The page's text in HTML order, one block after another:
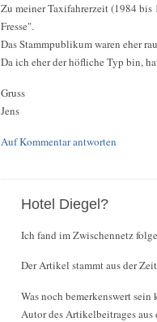
Zu meiner Taxifahrerzeit (1984
Fresse".
Das Stammpublikum waren eher
Da ich eher der höfliche Typ bin,
Gruss
Jens
Auf Kommentar antworten
Hotel Diegel?
Ich fand im Zwischennetz
Der Artikel stammt aus der
Was noch bemerkenswert
Autor des Artikelbeitrages